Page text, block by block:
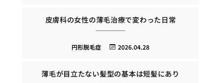
皮膚科の女性の薄毛治療で変わった日常
2026.04.28
円形脱毛症
薄毛が目立たない髪型の基本は短髪にあり